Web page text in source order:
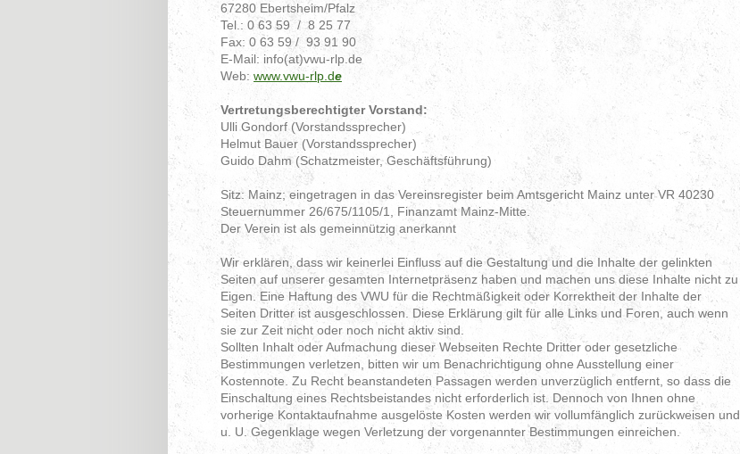
67280 Ebertsheim/Pfalz
Tel.: 0 63 59 / 8 25 77
Fax: 0 63 59 / 93 91 90
E-Mail: info(at)vwu-rlp.de
Web: www.vwu-rlp.de
Vertretungsberechtigter Vorstand:
Ulli Gondorf (Vorstandssprecher)
Helmut Bauer (Vorstandssprecher)
Guido Dahm (Schatzmeister, Geschäftsführung)
Sitz: Mainz; eingetragen in das Vereinsregister beim Amtsgericht Mainz unter VR 40230
Steuernummer 26/675/1105/1, Finanzamt Mainz-Mitte.
Der Verein ist als gemeinnützig anerkannt
Wir erklären, dass wir keinerlei Einfluss auf die Gestaltung und die Inhalte der gelinkten
Seiten auf unserer gesamten Internetpräsenz haben und machen uns diese Inhalte nicht zu
Eigen. Eine Haftung des VWU für die Rechtmäßigkeit oder Korrektheit der Inhalte der
Seiten Dritter ist ausgeschlossen. Diese Erklärung gilt für alle Links und Foren, auch wenn
sie zur Zeit nicht oder noch nicht aktiv sind.
Sollten Inhalt oder Aufmachung dieser Webseiten Rechte Dritter oder gesetzliche
Bestimmungen verletzen, bitten wir um Benachrichtigung ohne Ausstellung einer
Kostennote. Zu Recht beanstandeten Passagen werden unverzüglich entfernt, so dass die
Einschaltung eines Rechtsbeistandes nicht erforderlich ist. Dennoch von Ihnen ohne
vorherige Kontaktaufnahme ausgelöste Kosten werden wir vollumfänglich zurückweisen und
u. U. Gegenklage wegen Verletzung der vorgenannter Bestimmungen einreichen.